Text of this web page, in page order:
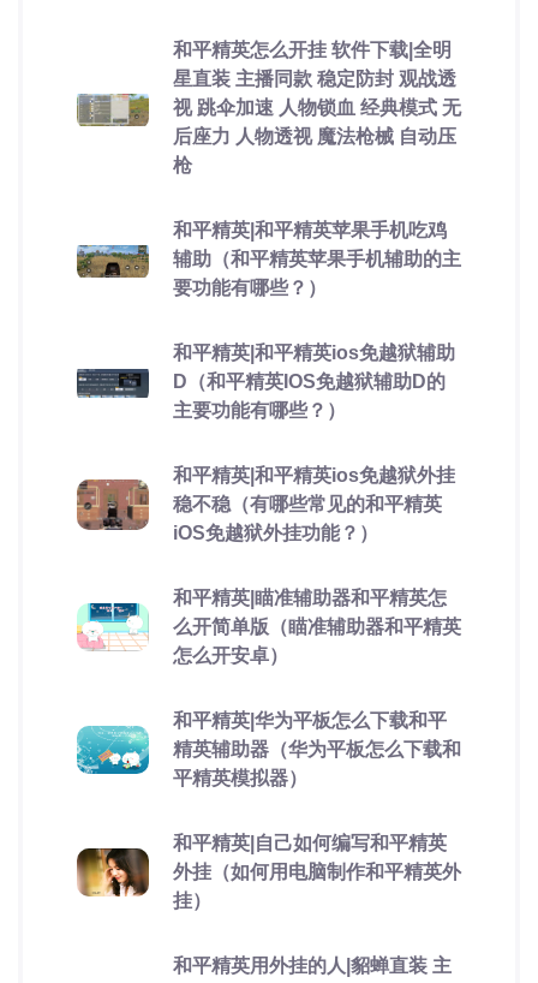
和平精英怎么开挂 软件下载|全明
星直装 主播同款 稳定防封 观战透
视 跳伞加速 人物锁血 经典模式 无
后座力 人物透视 魔法枪械 自动压
枪
和平精英|和平精英苹果手机吃鸡
辅助（和平精英苹果手机辅助的主
要功能有哪些？）
和平精英|和平精英ios免越狱辅助
D（和平精英IOS免越狱辅助D的
主要功能有哪些？）
和平精英|和平精英ios免越狱外挂
稳不稳（有哪些常见的和平精英
iOS免越狱外挂功能？）
和平精英|瞄准辅助器和平精英怎
么开简单版（瞄准辅助器和平精英
怎么开安卓）
和平精英|华为平板怎么下载和平
精英辅助器（华为平板怎么下载和
平精英模拟器）
和平精英|自己如何编写和平精英
外挂（如何用电脑制作和平精英外
挂）
和平精英用外挂的人|貂蝉直装 主